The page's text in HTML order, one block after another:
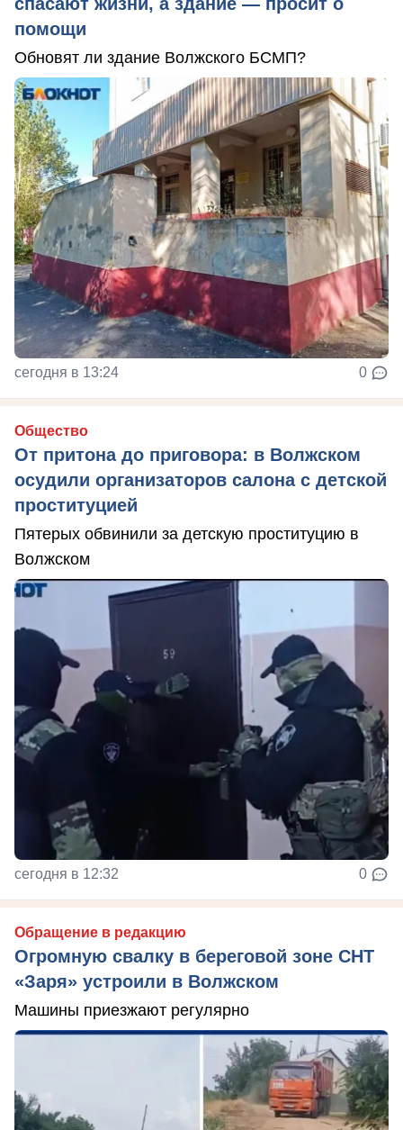
помощи
Обновят ли здание Волжского БСМП?
сегодня в 13:24 0
Общество
От притона до приговора: в Волжском
осудили организаторов салона с детской
проституцией
Пятерых обвинили за детскую проституцию в
Волжском
сегодня в 12:32 0
Обращение в редакцию
Огромную свалку в береговой зоне СНТ
«Заря» устроили в Волжском
Машины приезжают регулярно